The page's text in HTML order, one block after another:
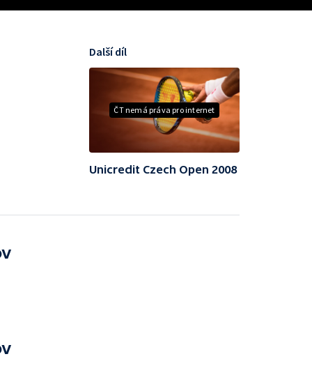
ČT nemá práva pro internet
Další díl
Unicredit Czech Open 2008